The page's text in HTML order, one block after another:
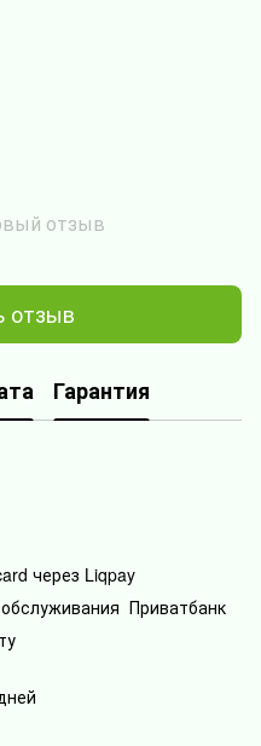
отзыв
отзыв
Гарантия
через Liqpay
Приватбанк